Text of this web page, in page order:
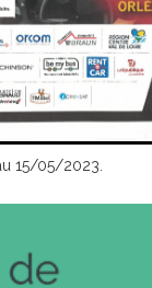
15/05/2023.